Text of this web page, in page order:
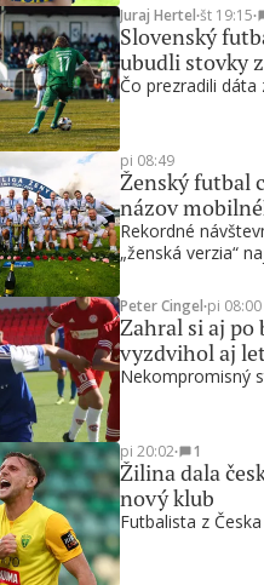
Čo prezradili dáta
Slovenský
ubudli stovky
Juraj Hertel∙št 19:15∙
Rekordné
„ženská verzia“
Ženský futbal
názov
pi 08:49
Nekompromisný
Zahral si aj po
vyzdvihol aj
Peter Cingel∙pi 08:00
Futbalista z
Žilina dala
nový klub
pi 20:02∙ 1